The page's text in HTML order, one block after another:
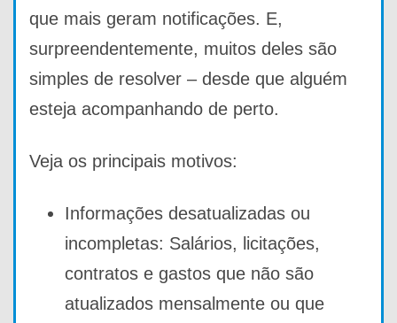
que mais geram notificações. E,
surpreendentemente, muitos deles são
simples de resolver – desde que alguém
esteja acompanhando de perto.
Veja os principais motivos:
Informações desatualizadas ou
incompletas: Salários, licitações,
contratos e gastos que não são
atualizados mensalmente ou que